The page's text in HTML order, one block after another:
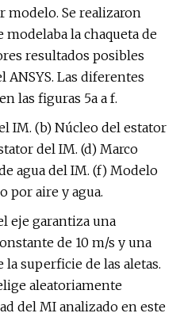
modelo. Se realizaron
la chaqueta de
resultados posibles
Las diferentes
las figuras 5a a f.
IM. (b) Núcleo del estator
del IM. (d) Marco
agua del IM. (f) Modelo
por aire y agua.
eje garantiza una
de 10 m/s y una
la superficie de las aletas.
aleatoriamente
del MI analizado en este